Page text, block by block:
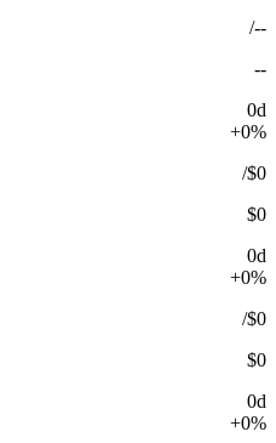
--
/
--
0d
+0%
$0
/
$0
0d
+0%
$0
/
$0
0d
+0%